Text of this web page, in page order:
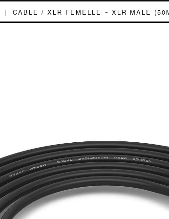
CÂBLE / XLR FEMELLE ~ XLR MÂLE
/ XLR
MÂLE